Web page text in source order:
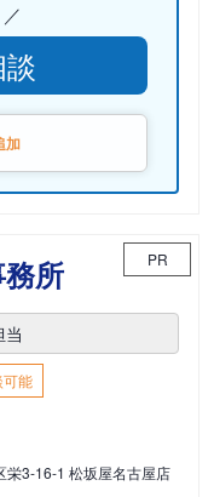
加
所 PR
可能
栄3-16-1 松坂屋名古屋店